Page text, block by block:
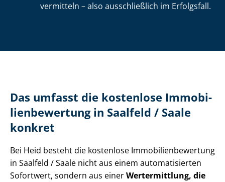
vermitteln – also ausschließlich im Erfolgsfall.
Das umfasst die kostenlose Im­mo­bi­
li­en­be­wer­tung in Saalfeld / Saale
konkret
Bei Heid besteht die kostenlose Im­mo­bi­li­en­be­wer­tung
in Saalfeld / Saale nicht aus einem automatisierten
Sofortwert, sondern aus einerWertermittlung, die